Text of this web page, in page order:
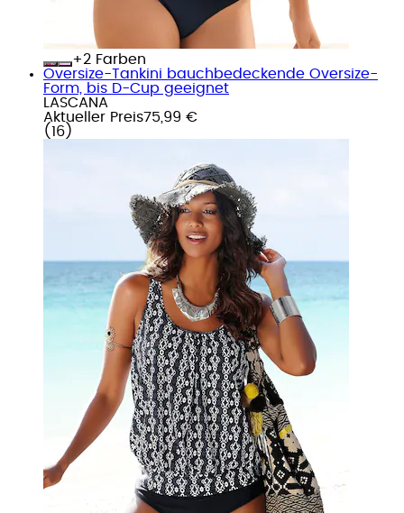
+
Farben
Oversize-Tankini bauchbedeckende Oversize-
Form, bis D-Cup geeignet
LASCANA
Aktueller Preis75,99 €
( 16 )